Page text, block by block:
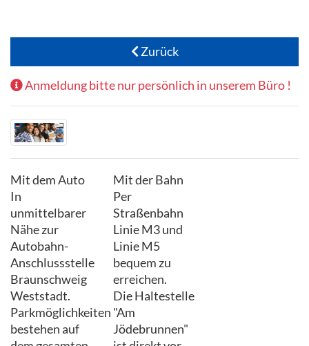
Zurück
Anmeldung bitte nur persönlich in unserem Büro !
Mit dem Auto
In
unmittelbarer
Nähe zur
Autobahn-
Anschlussstelle
Braunschweig
Weststadt.
Parkmöglichkeiten
bestehen auf
Mit der Bahn
Per
Straßenbahn
Linie M3 und
Linie M5
bequem zu
erreichen.
Die Haltestelle
"Am
Jödebrunnen"